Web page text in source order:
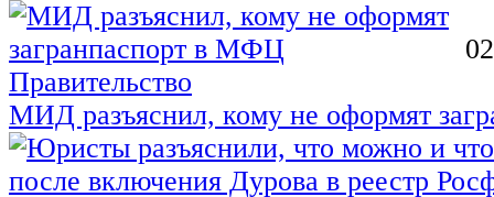
Правительство
МИД разъяснил, кому не оформят